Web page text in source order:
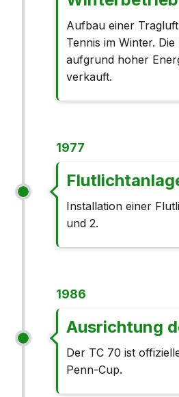
Aufbau einer
Tennis im Winter.
aufgrund hoher
verkauft.
1977
Installation einer
und 2.
1986
Ausrichtung
Der TC 70 ist
Penn-Cup.